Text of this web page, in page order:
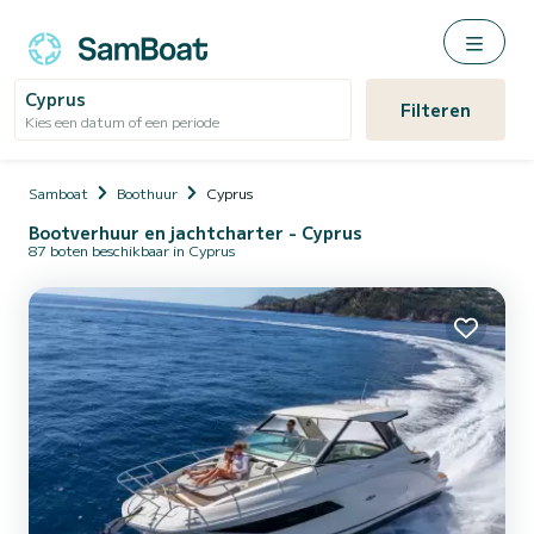
Cyprus
Kies een datum of een periode Filteren
Samboat Boothuur Cyprus
Bootverhuur en jachtcharter - Cyprus
87 boten beschikbaar in Cyprus